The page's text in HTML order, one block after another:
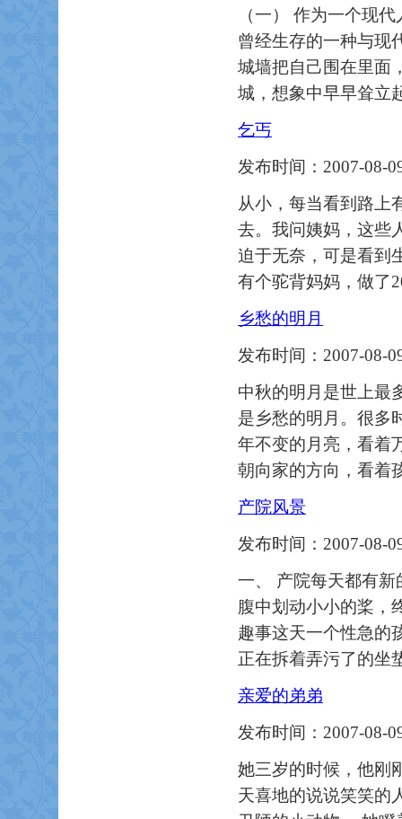
（一） 作为一个现
曾经生存的一种与现
城墙把自己围在里面
城，想象中早早耸立
乞丐
发布时间：2007-08-
从小，每当看到路上
去。我问姨妈，这些
迫于无奈，可是看到
有个驼背妈妈，做了
乡愁的明月
发布时间：2007-08-
中秋的明月是世上最
是乡愁的明月。很多
年不变的月亮，看着
朝向家的方向，看着
产院风景
发布时间：2007-08-
一、 产院每天都有
腹中划动小小的桨，
趣事这天一个性急的
正在拆着弄污了的坐
亲爱的弟弟
发布时间：2007-08-
她三岁的时候，他刚
天喜地的说说笑笑的